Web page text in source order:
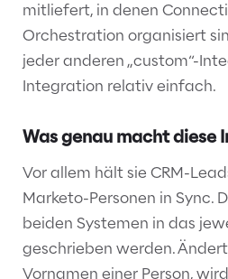
mitliefert, in denen
Orchestration organisiert
jeder anderen „custom“-
Integration relativ einfach.
Was genau macht diese
Vor allem hält sie CRM-
Marketo-Personen in Sync.
beiden Systemen in das
geschrieben werden.
Vornamen einer Person,